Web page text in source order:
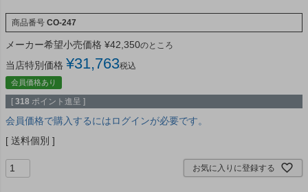
商品番号 CO-247
メーカー希望小売価格 ¥42,350のところ
当店特別価格 ¥31,763税込
会員価格あり
[ 318 ポイント進呈 ]
会員価格で購入するにはログインが必要です。
送料個別
お気に入りに登録する